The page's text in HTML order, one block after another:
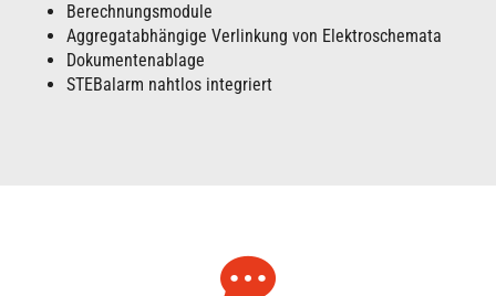
Berechnungsmodule
Aggregatabhängige Verlinkung von Elektroschemata
Dokumentenablage
STEBalarm nahtlos integriert